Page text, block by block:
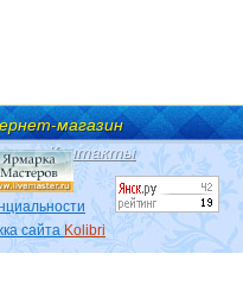
магазин
Контакты
сайта Kolibri